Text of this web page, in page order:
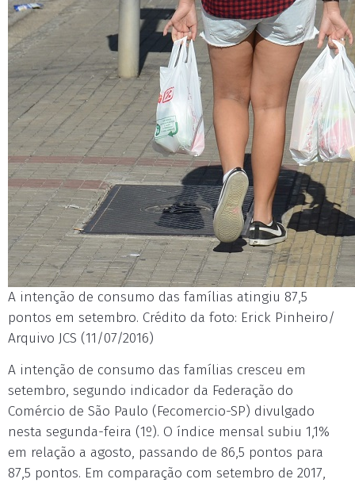
A intenção de consumo das famílias atingiu 87,5
pontos em setembro. Crédito da foto: Erick Pinheiro/
Arquivo JCS (11/07/2016)
A intenção de consumo das famílias cresceu em
setembro, segundo indicador da Federação do
Comércio de São Paulo (Fecomercio-SP) divulgado
nesta segunda-feira (1º). O índice mensal subiu 1,1%
em relação a agosto, passando de 86,5 pontos para
87,5 pontos. Em comparação com setembro de 2017,